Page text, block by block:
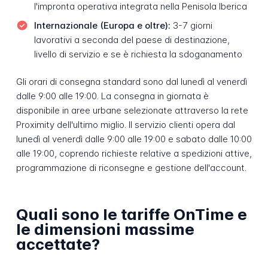
l'impronta operativa integrata nella Penisola Iberica
Internazionale (Europa e oltre): 3-7 giorni
lavorativi a seconda del paese di destinazione,
livello di servizio e se è richiesta la sdoganamento
Gli orari di consegna standard sono dal lunedì al venerdì
dalle 9:00 alle 19:00. La consegna in giornata è
disponibile in aree urbane selezionate attraverso la rete
Proximity dell'ultimo miglio. Il servizio clienti opera dal
lunedì al venerdì dalle 9:00 alle 19:00 e sabato dalle 10:00
alle 19:00, coprendo richieste relative a spedizioni attive,
programmazione di riconsegne e gestione dell'account.
Quali sono le tariffe OnTime e
le dimensioni massime
accettate?